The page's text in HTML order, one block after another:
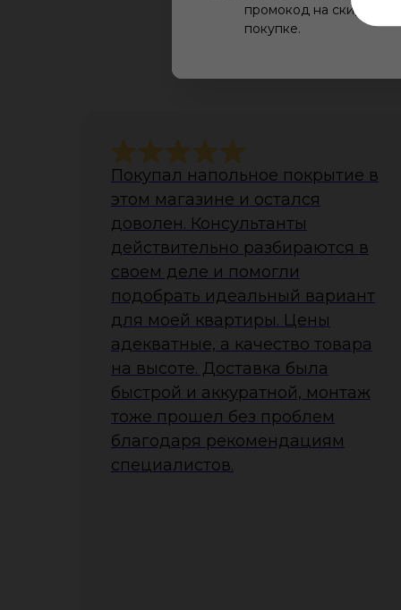
промокод на скидку,
покупке.
Покупал напольное покрытие в
этом магазине и остался
доволен. Консультанты
действительно разбираются в
своем деле и помогли
подобрать идеальный вариант
для моей квартиры. Цены
адекватные, а качество товара
на высоте. Доставка была
быстрой и аккуратной, монтаж
тоже прошел без проблем
благодаря рекомендациям
специалистов.